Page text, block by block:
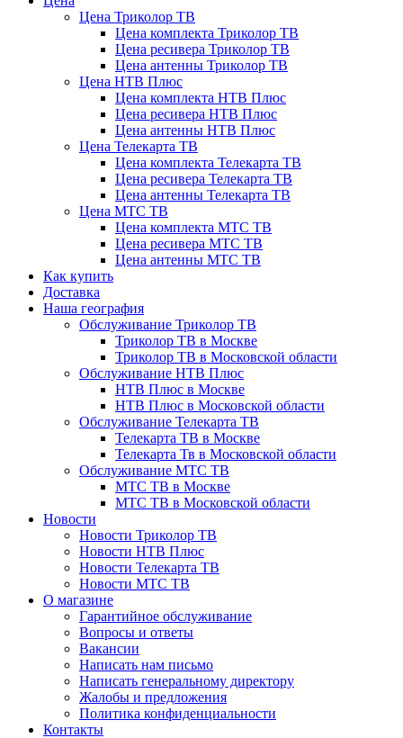
Цена Триколор ТВ
Цена комплекта Триколор ТВ
Цена ресивера Триколор ТВ
Цена антенны Триколор ТВ
Цена НТВ Плюс
Цена комплекта НТВ Плюс
Цена ресивера НТВ Плюс
Цена антенны НТВ Плюс
Цена Телекарта ТВ
Цена комплекта Телекарта ТВ
Цена ресивера Телекарта ТВ
Цена антенны Телекарта ТВ
Цена МТС ТВ
Цена комплекта МТС ТВ
Цена ресивера МТС ТВ
Цена антенны МТС ТВ
Как купить
Доставка
Наша география
Обслуживание Триколор ТВ
Триколор ТВ в Москве
Триколор ТВ в Московской области
Обслуживание НТВ Плюс
НТВ Плюс в Москве
НТВ Плюс в Московской области
Обслуживание Телекарта ТВ
Телекарта ТВ в Москве
Телекарта Тв в Московской области
Обслуживание МТС ТВ
МТС ТВ в Москве
МТС ТВ в Московской области
Новости
Новости Триколор ТВ
Новости НТВ Плюс
Новости Телекарта ТВ
Новости МТС ТВ
О магазине
Гарантийное обслуживание
Вопросы и ответы
Вакансии
Написать нам письмо
Написать генеральному директору
Жалобы и предложения
Политика конфиденциальности
Контакты